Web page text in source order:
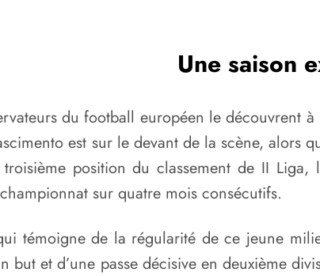
Une saison
du football européen le découvrent
est sur le devant de la scène, alors
position du classement de II
sur quatre mois consécutifs.
témoigne de la régularité de ce jeune
but et d’une passe décisive en deuxième